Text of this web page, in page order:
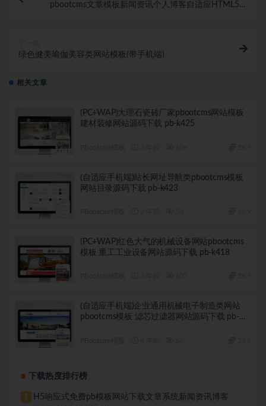
pbootcms文章模板新闻资讯个人博客自适应HTML5响
绿色健美瑜伽美容类网站模板(带手机端)
相关文章
(PC+WAP)大理石瓷砖厂家pbootcms网站模板
建材装修网站源码下载 pb-k425
(自适应手机端)站长网址导航类pbootcms模板
网站目录源码下载 pb-k423
(PC+WAP)红色大气的机械设备网站pbootcms
模板 重工工业设备网站源码下载 pb-k418
(自适应手机端)企业通用机械电子制造类网站
pbootcms模板 滤芯过滤器网站源码下载 pb-
下载热度排行榜
1
H5响应式免费pb模板网站下载文章系统新闻资讯博客